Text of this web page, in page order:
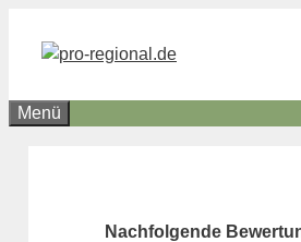
Inhalt
Menü
Nachfolgende